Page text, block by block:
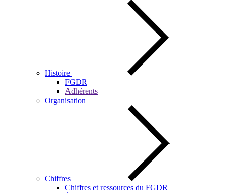
Histoire
FGDR
Adhérents
Organisation
Chiffres
Chiffres et ressources du FGDR